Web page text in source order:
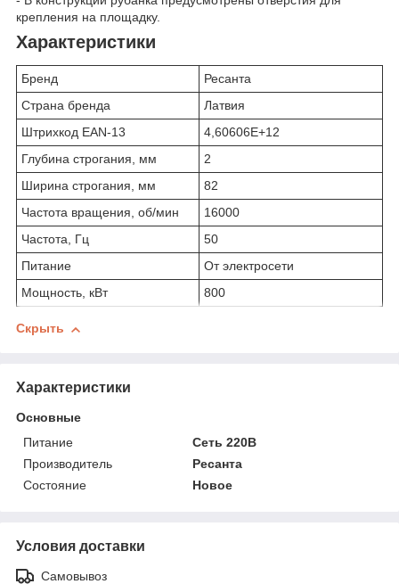
крепления на площадку.
Характеристики
Бренд
Ресанта
Страна бренда
Латвия
Штрихкод EAN-13
4,60606E+12
Глубина строгания, мм
2
Ширина строгания, мм
82
Частота вращения, об/мин
16000
Частота, Гц
50
Питание
От электросети
Мощность, кВт
800
Скрыть
Характеристики
Основные
Питание
Сеть 220В
Производитель
Ресанта
Состояние
Новое
Условия доставки
Самовывоз